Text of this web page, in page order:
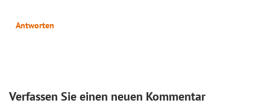
Antworten
Verfassen Sie einen neuen Kommentar